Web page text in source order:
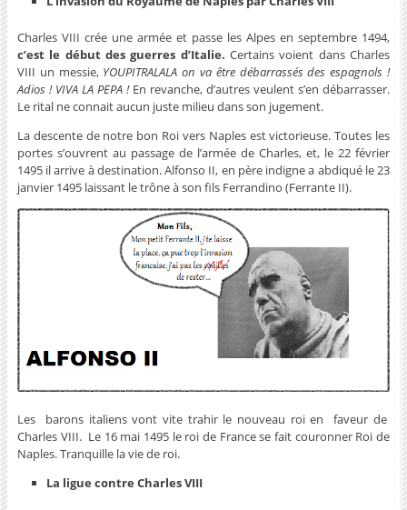
Charles VIII crée une armée et passe les Alpes en septembre 1494,
c’est le début des guerres d’Italie. Certains voient dans Charles
VIII un messie, YOUPITRALALA on va être débarrassés des espagnols !
Adios ! VIVA LA PEPA !En revanche, d’autres veulent s’en débarrasser.
Le rital ne connait aucun juste milieu dans son jugement.
La descente de notre bon Roi vers Naples est victorieuse. Toutes les
portes s’ouvrent au passage de l’armée de Charles, et, le 22 février
1495 il arrive à destination. Alfonso II, en père indigne a abdiqué le 23
janvier 1495 laissant le trône à son fils Ferrandino (Ferrante II).
Les barons italiens vont vite trahir le nouveau roi en faveur de
Charles VIII. Le 16 mai 1495 le roi de France se fait couronner Roi de
Naples. Tranquille la vie de roi.
La ligue contre Charles VIII